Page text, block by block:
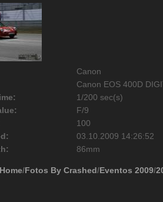
Canon
Canon EOS 400D
1/200 sec(s)
F/9
100
03.10.2009 14:26:52
86mm
Home/Fotos By Crashed/Eventos 2009/